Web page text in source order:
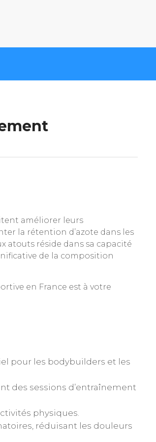
améliorer leurs
la rétention d’azote dans les
atouts réside dans sa capacité
de la composition
en France est à votre
pour les bodybuilders et les
des sessions d’entraînement
physiques.
réduisant les douleurs